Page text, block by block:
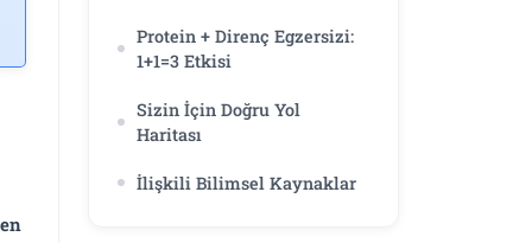
Protein + Direnç Egzersizi:
1+1=3 Etkisi
Sizin İçin Doğru Yol
Haritası
İlişkili Bilimsel Kaynaklar